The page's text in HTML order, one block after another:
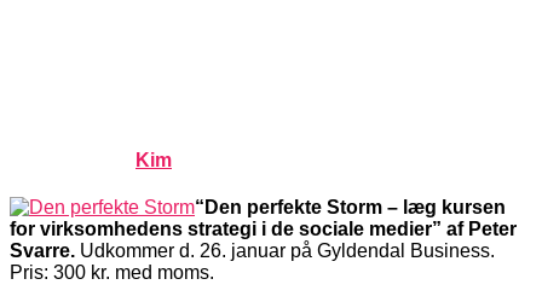
Kim
“Den perfekte Storm – læg kursen
for virksomhedens strategi i de sociale medier” af Peter
Svarre. Udkommer d. 26. januar på Gyldendal Business.
Pris: 300 kr. med moms.